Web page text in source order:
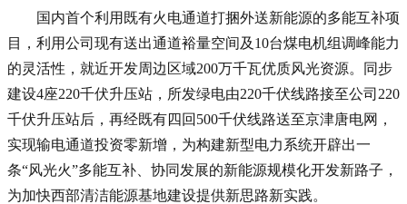
国内首个利用既有火电通道打捆外送新能源的多能互补项
目，利用公司现有送出通道裕量空间及10台煤电机组调峰能力
的灵活性，就近开发周边区域200万千瓦优质风光资源。同步
建设4座220千伏升压站，所发绿电由220千伏线路接至公司220
千伏升压站后，再经既有四回500千伏线路送至京津唐电网，
实现输电通道投资零新增，为构建新型电力系统开辟出一
条“风光火”多能互补、协同发展的新能源规模化开发新路子，
为加快西部清洁能源基地建设提供新思路新实践。